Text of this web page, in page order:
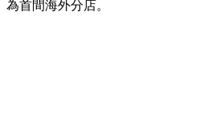
為首間海外分店。